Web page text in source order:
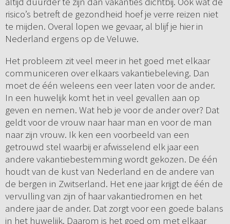
risico’s betreft de gezondheid hoef je verre reizen niet
te mijden. Overal lopen we gevaar, al blijf je hier in
Nederland ergens op de Veluwe.
Het probleem zit veel meer in het goed met elkaar
communiceren over elkaars vakantiebeleving. Dan
moet de één weleens een veer laten voor de ander.
In een huwelijk komt het in veel gevallen aan op
geven en nemen. Wat heb je voor de ander over? Dat
geldt voor de vrouw naar haar man en voor de man
naar zijn vrouw. Ik ken een voorbeeld van een
getrouwd stel waarbij er afwisselend elk jaar een
andere vakantiebestemming wordt gekozen. De één
houdt van de kust van Nederland en de andere van
de bergen in Zwitserland. Het ene jaar krijgt de één de
vervulling van zijn of haar vakantiedromen en het
andere jaar de ander. Dat zorgt voor een goede balans
in het huwelijk. Daarom is het goed om met elkaar